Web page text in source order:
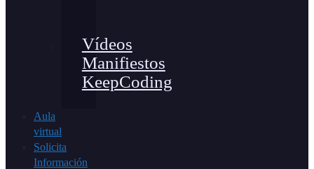
Vídeos
Manifiestos
KeepCoding
Aula
virtual
Solicita
Información